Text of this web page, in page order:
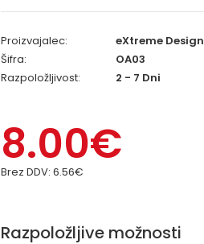
Proizvajalec:
eXtreme Design
Šifra:
OA03
Razpoložljivost:
2 - 7 Dni
8.00€
Brez DDV: 6.56€
Razpoložljive možnosti